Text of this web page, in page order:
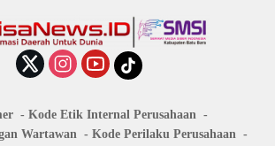
Kode Etik Internal Perusahaan
Wartawan
Kode Perilaku Perusahaan